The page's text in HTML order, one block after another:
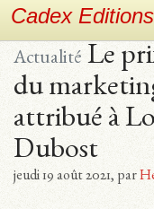
Cadex Editions
Actualité Le
du
attribué à
Dubost
jeudi 19 août 2021, par